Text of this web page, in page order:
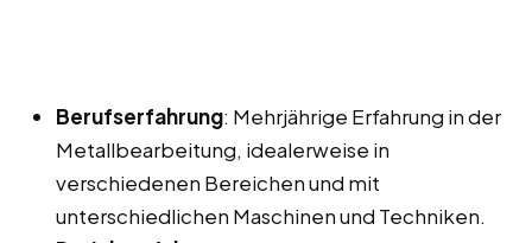
Berufserfahrung: Mehrjährige Erfahrung in der
Metallbearbeitung, idealerweise in
verschiedenen Bereichen und mit
unterschiedlichen Maschinen und Techniken.